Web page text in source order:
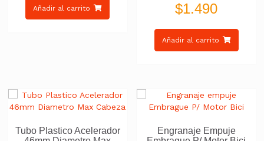
Añadir al carrito $1.490
Añadir al carrito
Tubo Plastico Acelerador
Engranaje Empuje